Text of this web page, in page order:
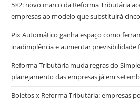
5×2: novo marco da Reforma Tributária
empresas ao modelo que substituirá
Pix Automático ganha espaço como
inadimplência e aumentar previsibilidade
Reforma Tributária muda regras do
planejamento das empresas já em
Boletos x Reforma Tributária: empresas